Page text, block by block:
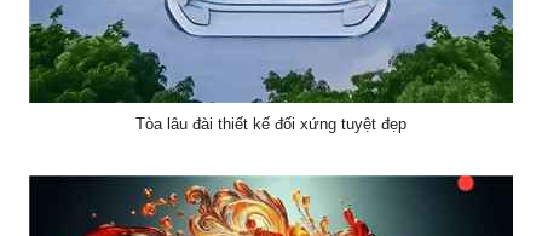
Tòa lâu đài thiết kế đối xứng tuyệt đẹp